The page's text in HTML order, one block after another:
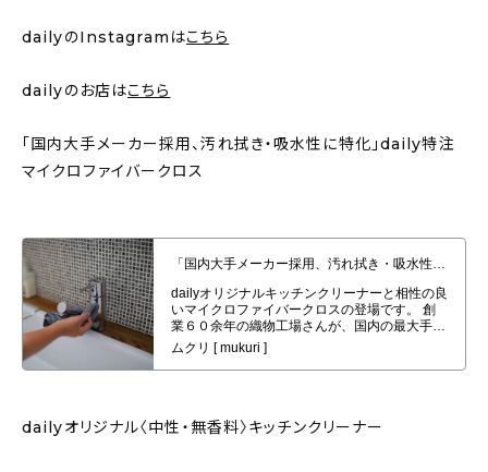
dailyのInstagramはこちら
dailyのお店はこちら
「国内大手メーカー採用、汚れ拭き・吸水性に特化」daily特注
マイクロファイバークロス
「国内大手メーカー採用、汚れ拭き・吸水性に特化」daily特注マイクロファ
イバークロスの発売
dailyオリジナル〈中性・無香料〉キッチンクリーナー